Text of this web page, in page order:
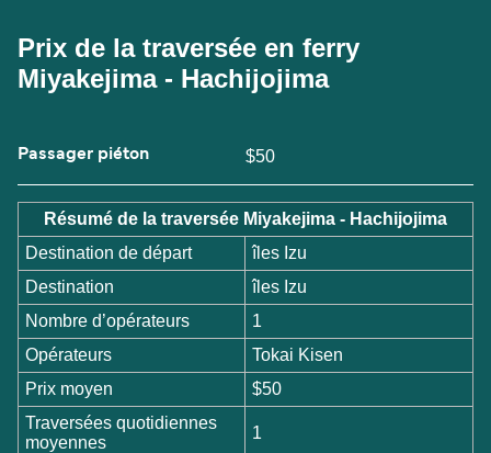
Prix de la traversée en ferry
Miyakejima - Hachijojima
Passager piéton $50
Résumé de la traversée Miyakejima - Hachijojima
Destination de départ
îles Izu
Destination
îles Izu
Nombre d’opérateurs
1
Opérateurs
Tokai Kisen
Prix moyen
$50
Traversées quotidiennes
moyennes
1